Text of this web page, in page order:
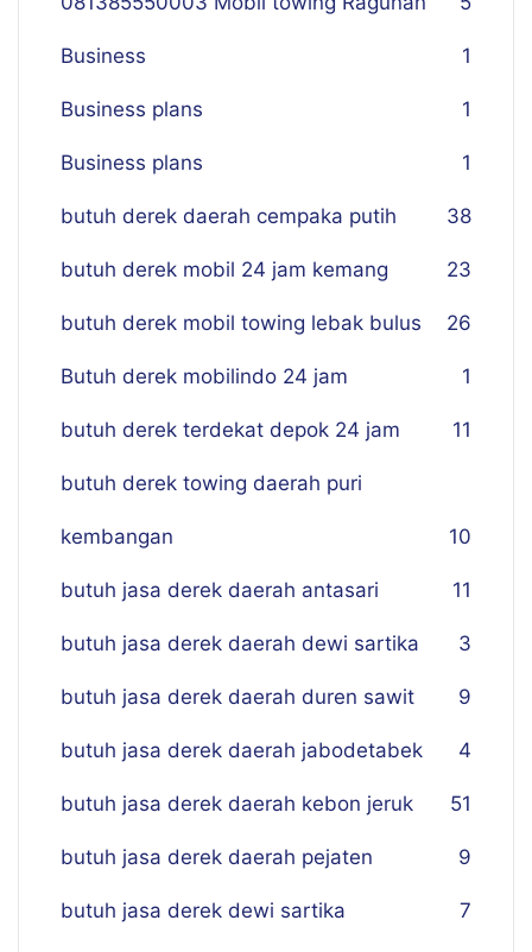
Business 1
Business plans 1
Business plans 1
butuh derek daerah cempaka putih 38
butuh derek mobil 24 jam kemang 23
butuh derek mobil towing lebak bulus 26
Butuh derek mobilindo 24 jam 1
butuh derek terdekat depok 24 jam 11
butuh derek towing daerah puri
kembangan 10
butuh jasa derek daerah antasari 11
butuh jasa derek daerah dewi sartika 3
butuh jasa derek daerah duren sawit 9
butuh jasa derek daerah jabodetabek 4
butuh jasa derek daerah kebon jeruk 51
butuh jasa derek daerah pejaten 9
butuh jasa derek dewi sartika 7